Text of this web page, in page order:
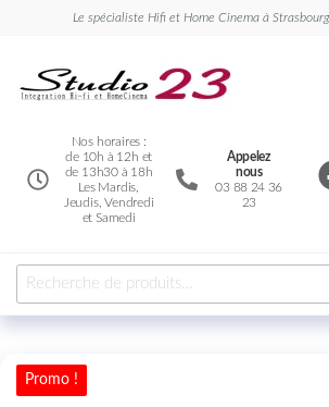
Le spécialiste Hifi et Home Cinema à
Nos horaires :
de 10h à 12h et
de 13h30 à 18h
Les Mardis,
Jeudis, Vendredi
et Samedi
Appelez
nous
03 88 24 36
23
Promo !